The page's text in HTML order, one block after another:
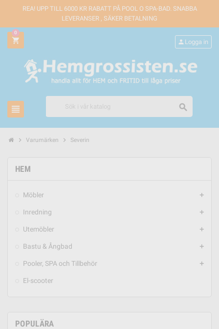
REA! UPP TILL 6000 KR RABATT PÅ POOL O SPA-BAD. SNABBA
LEVERANSER , SÄKER BETALNING
shopping_cart
0
view_headline search
person Logga in
chevron_right Varumärken chevron_right Severin
HEM
Möbler add
Inredning add
Utemöbler add
Bastu & Ångbad add
Pooler, SPA och Tillbehör add
El-scooter
POPULÄRA